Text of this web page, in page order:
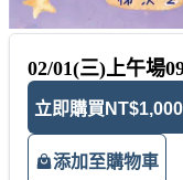
02/01(三)上午場
立即購買 NT$1,000
添加至購物車